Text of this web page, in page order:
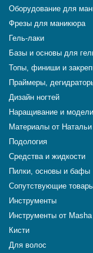
Оборудование для
Фрезы для маникюра
Гель-лаки
Базы и основы для
Топы, финиши и
Праймеры,
Дизайн ногтей
Наращивание и
Материалы от
Подология
Средства и жидкости
Пилки, основы и бафы
Сопутствующие
Инструменты
Инструменты от
Кисти
Для волос